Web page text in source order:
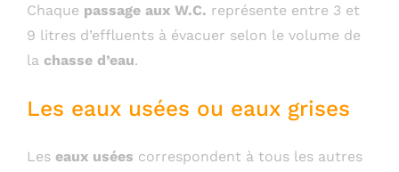
Chaque passage aux W.C. représente entre 3 et
9 litres d’effluents à évacuer selon le volume de
la chasse d’eau.
Les eaux usées ou eaux grises
Les eaux usées correspondent à tous les autres